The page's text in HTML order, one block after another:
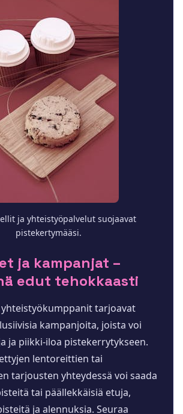
ja yhteistyöpalvelut suojaavat
pistekertymääsi.
ja kampanjat –
edut tehokkaasti
yhteistyökumppanit tarjoavat
kampanjoita, joista voi
ja piikki-iloa pistekerrytykseen.
lentoreittien tai
tarjousten yhteydessä voi saada
tai päällekkäisiä etuja,
ja alennuksia. Seuraa